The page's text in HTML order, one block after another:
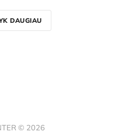
DAUGIAU
© 2026